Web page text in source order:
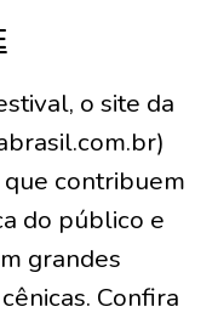
o site da
contribuem
do público e
grandes
Confira